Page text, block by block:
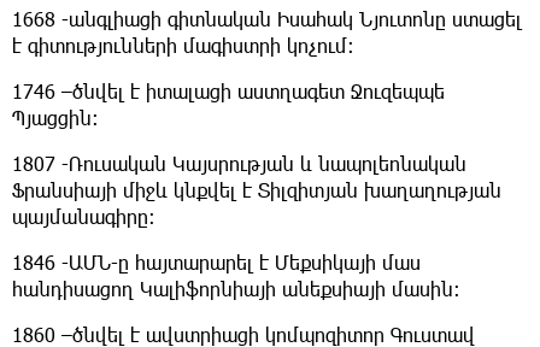
1668 -անգլիացի գիտնական Իսահակ Նյուտոնը ստացել
է գիտությունների մագիստրի կոչում։
1746 –ծնվել է իտալացի աստղագետ Ջուզեպպե
Պյացցին։
1807 -Ռուսական Կայսրության և նապոլեոնական
Ֆրանսիայի միջև կնքվել է Տիլզիտյան խաղաղության
պայմանագիրը։
1846 -ԱՄՆ-ը հայտարարել է Մեքսիկայի մաս
հանդիսացող Կալիֆորնիայի անեքսիայի մասին։
1860 –ծնվել է ավստրիացի կոմպոզիտոր Գուստավ